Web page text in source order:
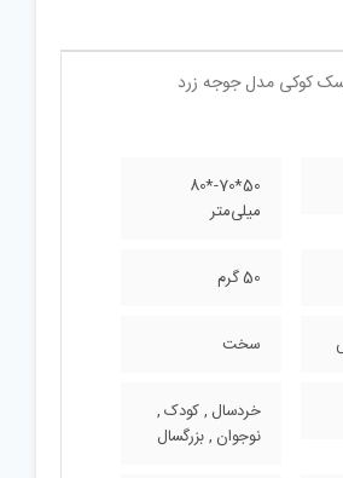
کوکی مدل جوجه زرد
50*70-*80
میلی‌متر
50 گرم
سخت
خردسال , کودک ,
نوجوان , بزرگسال